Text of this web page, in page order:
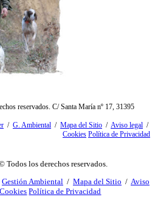
reservados. C/ Santa María nº 17, 31395
/ G. Ambiental / Mapa del Sitio / Aviso legal /
Cookies Política de Privacidad
© Todos los derechos reservados.
Gestión Ambiental / Mapa del Sitio / Aviso
Política de Privacidad